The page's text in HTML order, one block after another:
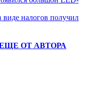
налогов получил
ОТ АВТОРА